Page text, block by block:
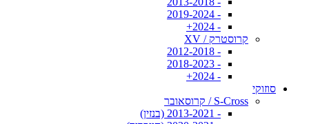
- 2019-2024
- 2024+
קרוסטרק / XV
- 2012-2018
- 2018-2023
- 2024+
סוזוקי
S-Cross / קרוסאובר
- 2013-2021 (בנזין)